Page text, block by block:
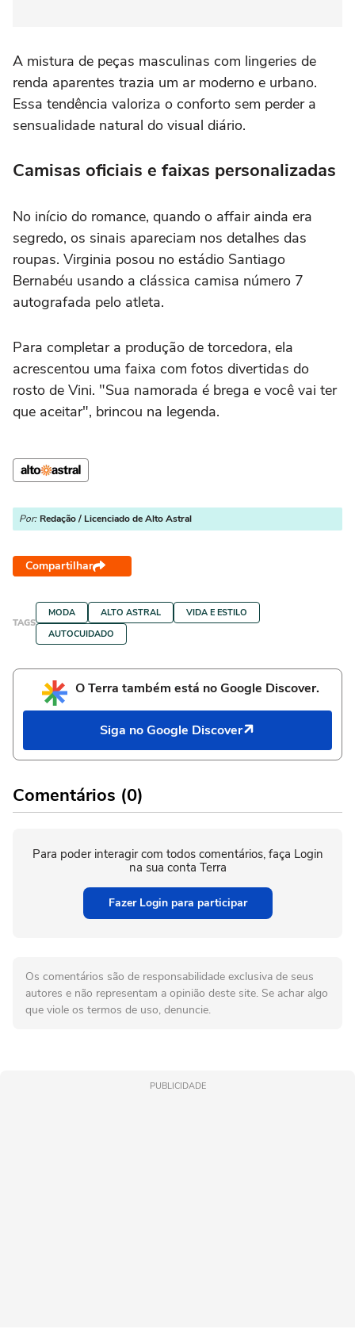
A mistura de peças masculinas com lingeries de
renda aparentes trazia um ar moderno e urbano.
Essa tendência valoriza o conforto sem perder a
sensualidade natural do visual diário.
Camisas oficiais e faixas personalizadas
No início do romance, quando o affair ainda era
segredo, os sinais apareciam nos detalhes das
roupas. Virginia posou no estádio Santiago
Bernabéu usando a clássica camisa número 7
autografada pelo atleta.
Para completar a produção de torcedora, ela
acrescentou uma faixa com fotos divertidas do
rosto de Vini. "Sua namorada é brega e você vai ter
que aceitar", brincou na legenda.
Por: Redação / Licenciado de Alto Astral
Compartilhar
TAGS
MODA ALTO ASTRAL
VIDA E ESTILO
AUTOCUIDADO
O Terra também está no Google Discover.
Siga no Google Discover
Comentários (0)
Para poder interagir com todos comentários, faça Login
na sua conta Terra
Fazer Login para participar
Os comentários são de responsabilidade exclusiva de seus
autores e não representam a opinião deste site. Se achar algo
que viole os termos de uso, denuncie.
PUBLICIDADE